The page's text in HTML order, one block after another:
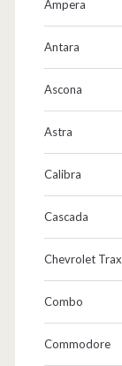
Ampera
Antara
Ascona
Astra
Calibra
Cascada
Chevrolet Trax
Combo
Commodore